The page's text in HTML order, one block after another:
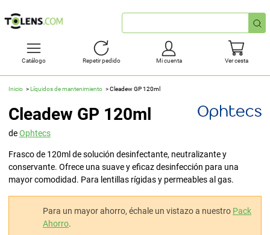
Búsqueda
rápida
Catálogo Repetir pedido Mi cuenta Ver cesta
Inicio Líquidos de mantenimiento Cleadew GP 120ml
Cleadew GP 120ml
deOphtecs
Frasco de 120ml de solución desinfectante, neutralizante y
conservante. Ofrece una suave y eficaz desinfección para una
mayor comodidad. Para lentillas rígidas y permeables al gas.
Para un mayor ahorro, échale un vistazo a nuestro Pack
Ahorro.